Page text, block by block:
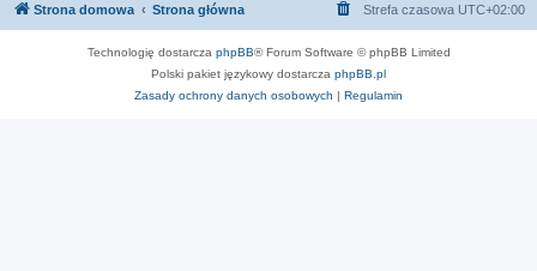
Strona domowa Strona główna Strefa czasowa UTC+02:00
Technologię dostarcza phpBB® Forum Software © phpBB Limited
Polski pakiet językowy dostarcza phpBB.pl
Zasady ochrony danych osobowych | Regulamin